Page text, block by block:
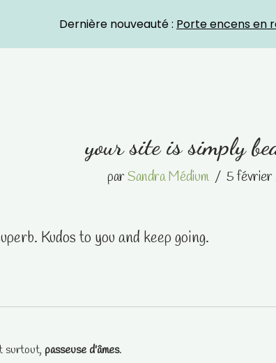
your site is simply
parSandra Médium 5
Kudos to you and keep going.
surtout, passeuse d'âmes.
Dernière nouveauté : Porte encens en
Crystal Energies